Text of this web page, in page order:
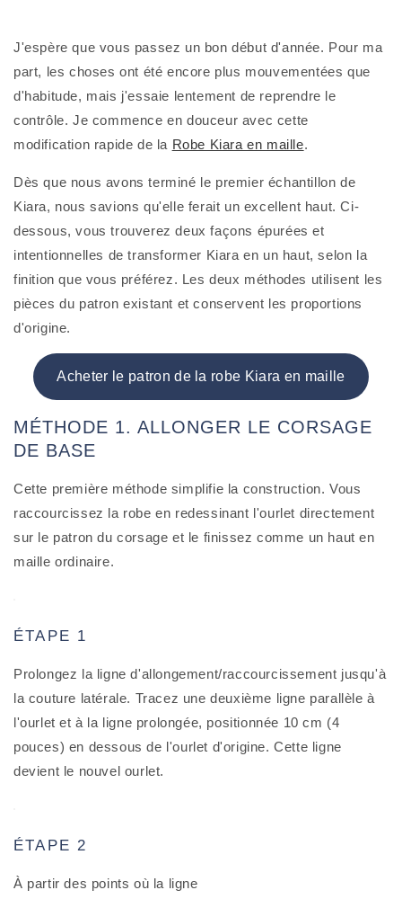
J'espère que vous passez un bon début d'année. Pour ma
part, les choses ont été encore plus mouvementées que
d'habitude, mais j'essaie lentement de reprendre le
contrôle. Je commence en douceur avec cette
modification rapide de la Robe Kiara en maille.
Dès que nous avons terminé le premier échantillon de
Kiara, nous savions qu'elle ferait un excellent haut. Ci-
dessous, vous trouverez deux façons épurées et
intentionnelles de transformer Kiara en un haut, selon la
finition que vous préférez. Les deux méthodes utilisent les
pièces du patron existant et conservent les proportions
d'origine.
Acheter le patron de la robe Kiara en maille
MÉTHODE 1. ALLONGER LE CORSAGE
DE BASE
Cette première méthode simplifie la construction. Vous
raccourcissez la robe en redessinant l'ourlet directement
sur le patron du corsage et le finissez comme un haut en
maille ordinaire.
ÉTAPE 1
Prolongez la ligne d'allongement/raccourcissement jusqu'à
la couture latérale. Tracez une deuxième ligne parallèle à
l'ourlet et à la ligne prolongée, positionnée 10 cm (4
pouces) en dessous de l'ourlet d'origine. Cette ligne
devient le nouvel ourlet.
ÉTAPE 2
À partir des points où la ligne